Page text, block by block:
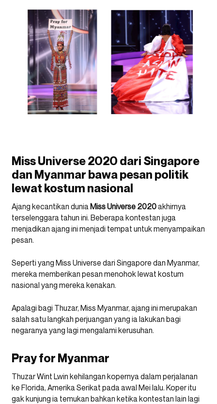
Miss Universe 2020 dari Singapore
dan Myanmar bawa pesan politik
lewat kostum nasional
Ajang kecantikan dunia Miss Universe 2020akhirnya
terselenggara tahun ini. Beberapa kontestan juga
menjadikan ajang ini menjadi tempat untuk menyampaikan
pesan.
Seperti yang Miss Universe dari Singapore dan Myanmar,
mereka memberikan pesan menohok lewat kostum
nasional yang mereka kenakan.
Apalagi bagi Thuzar, Miss Myanmar, ajang ini merupakan
salah satu langkah perjuangan yang ia lakukan bagi
negaranya yang lagi mengalami kerusuhan.
Pray for Myanmar
Thuzar Wint Lwin kehilangan kopernya dalam perjalanan
ke Florida, Amerika Serikat pada awal Mei lalu. Koper itu
gak kunjung ia temukan bahkan ketika kontestan lain lagi